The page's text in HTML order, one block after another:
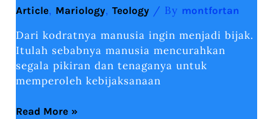
Article, Mariology,Teology / By montfortan
Dari kodratnya manusia ingin menjadi bijak.
Itulah sebabnya manusia mencurahkan
segala pikiran dan tenaganya untuk
memperoleh kebijaksanaan
Read More »